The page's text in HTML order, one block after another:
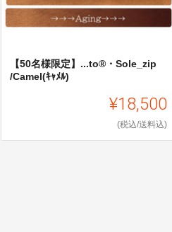
【50名様限定】...to®・Sole_zip
/Camel(ｷｬﾒﾙ)
¥18,500
(税込/送料込)